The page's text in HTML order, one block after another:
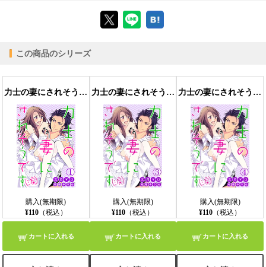
【PC版ConTenDoビューア】
【モバイルビューア】
この商品のシリーズ
力士の妻にされそうです（涙）
購入(無期限)
¥110（税込）
カートに入れる
力士の妻にされそうです（涙） 3
購入(無期限)
¥110 （税込）
カートに入れる
力士の妻にされそうです（涙） 4
購入(無期限)
¥110 （税込）
カートに入れる